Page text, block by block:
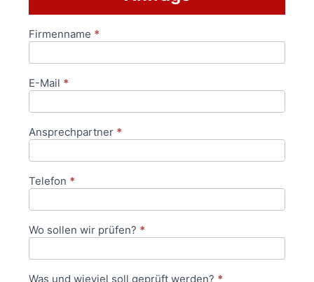
Anfrageformular
Firmenname *
E-Mail *
Ansprechpartner *
Telefon *
Wo sollen wir prüfen? *
Was und wieviel soll geprüft werden? *